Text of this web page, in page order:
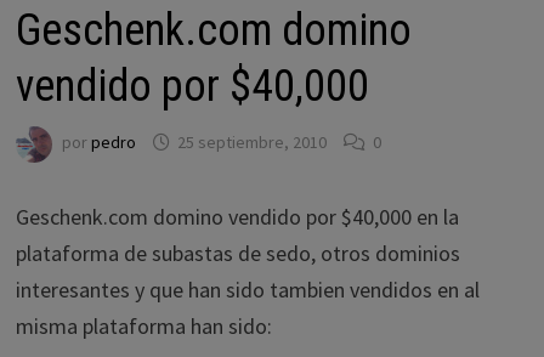
Geschenk.com domino
vendido por $40,000
porpedro 25 septiembre, 2010 0
Geschenk.com domino vendido por $40,000 en la
plataforma de subastas de sedo, otros dominios
interesantes y que han sido tambien vendidos en al
misma plataforma han sido: